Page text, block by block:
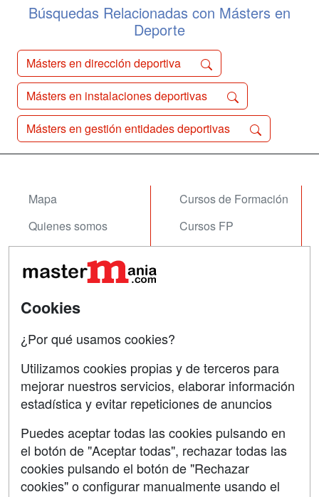
22 veces campeón de ...
Búsquedas Relacionadas con Másters en
Deporte
Másters en dirección deportiva
Másters en instalaciones deportivas
Másters en gestión entidades deportivas
Mapa
Quienes somos
Acceso Usuarios
Acceso Centros
Cursos de Formación
Cursos FP
Contactar
Confidencialidad
Copyleft
SÍGUENOS EN:
Cookies
¿Por qué usamos cookies?
Utilizamos cookies propias y de terceros para
mejorar nuestros servicios, elaborar información
estadística y evitar repeticiones de anuncios
Puedes aceptar todas las cookies pulsando en
el botón de "Aceptar todas", rechazar todas las
cookies pulsando el botón de "Rechazar
cookies" o configurar manualmente usando el